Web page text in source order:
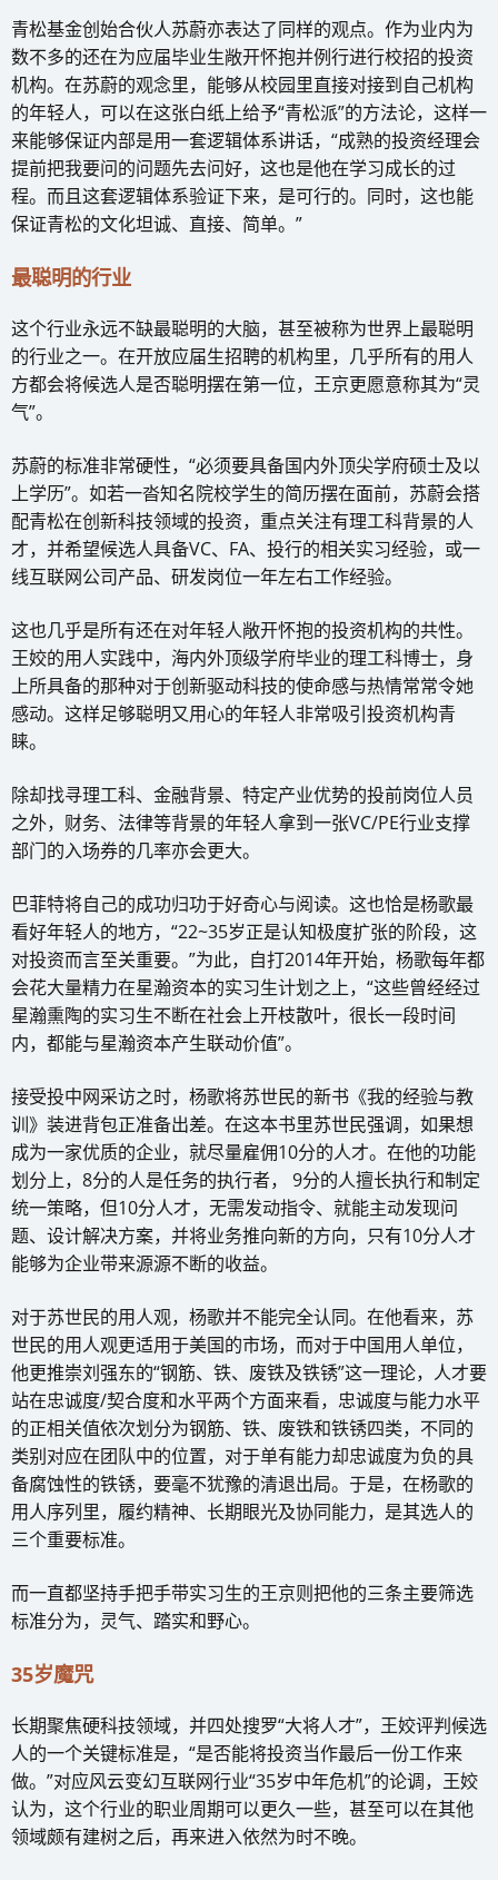
青松基金创始合伙人苏蔚亦表达了同样的观点。作为业内为
数不多的还在为应届毕业生敞开怀抱并例行进行校招的投资
机构。在苏蔚的观念里，能够从校园里直接对接到自己机构
的年轻人，可以在这张白纸上给予“青松派”的方法论，这样一
来能够保证内部是用一套逻辑体系讲话，“成熟的投资经理会
提前把我要问的问题先去问好，这也是他在学习成长的过
程。而且这套逻辑体系验证下来，是可行的。同时，这也能
保证青松的文化坦诚、直接、简单。”
最聪明的行业
这个行业永远不缺最聪明的大脑，甚至被称为世界上最聪明
的行业之一。在开放应届生招聘的机构里，几乎所有的用人
方都会将候选人是否聪明摆在第一位，王京更愿意称其为“灵
气”。
苏蔚的标准非常硬性，“必须要具备国内外顶尖学府硕士及以
上学历”。如若一沓知名院校学生的简历摆在面前，苏蔚会搭
配青松在创新科技领域的投资，重点关注有理工科背景的人
才，并希望候选人具备VC、FA、投行的相关实习经验，或一
线互联网公司产品、研发岗位一年左右工作经验。
这也几乎是所有还在对年轻人敞开怀抱的投资机构的共性。
王姣的用人实践中，海内外顶级学府毕业的理工科博士，身
上所具备的那种对于创新驱动科技的使命感与热情常常令她
感动。这样足够聪明又用心的年轻人非常吸引投资机构青
睐。
除却找寻理工科、金融背景、特定产业优势的投前岗位人员
之外，财务、法律等背景的年轻人拿到一张VC/PE行业支撑
部门的入场券的几率亦会更大。
巴菲特将自己的成功归功于好奇心与阅读。这也恰是杨歌最
看好年轻人的地方，“22~35岁正是认知极度扩张的阶段，这
对投资而言至关重要。”为此，自打2014年开始，杨歌每年都
会花大量精力在星瀚资本的实习生计划之上，“这些曾经经过
星瀚熏陶的实习生不断在社会上开枝散叶，很长一段时间
内，都能与星瀚资本产生联动价值”。
接受投中网采访之时，杨歌将苏世民的新书《我的经验与教
训》装进背包正准备出差。在这本书里苏世民强调，如果想
成为一家优质的企业，就尽量雇佣10分的人才。在他的功能
划分上，8分的人是任务的执行者， 9分的人擅长执行和制定
统一策略，但10分人才，无需发动指令、就能主动发现问
题、设计解决方案，并将业务推向新的方向，只有10分人才
能够为企业带来源源不断的收益。
对于苏世民的用人观，杨歌并不能完全认同。在他看来，苏
世民的用人观更适用于美国的市场，而对于中国用人单位，
他更推崇刘强东的“钢筋、铁、废铁及铁锈”这一理论，人才要
站在忠诚度/契合度和水平两个方面来看，忠诚度与能力水平
的正相关值依次划分为钢筋、铁、废铁和铁锈四类，不同的
类别对应在团队中的位置，对于单有能力却忠诚度为负的具
备腐蚀性的铁锈，要毫不犹豫的清退出局。于是，在杨歌的
用人序列里，履约精神、长期眼光及协同能力，是其选人的
三个重要标准。
而一直都坚持手把手带实习生的王京则把他的三条主要筛选
标准分为，灵气、踏实和野心。
35岁魔咒
长期聚焦硬科技领域，并四处搜罗“大将人才”，王姣评判候选
人的一个关键标准是，“是否能将投资当作最后一份工作来
做。”对应风云变幻互联网行业“35岁中年危机”的论调，王姣
认为，这个行业的职业周期可以更久一些，甚至可以在其他
领域颇有建树之后，再来进入依然为时不晚。